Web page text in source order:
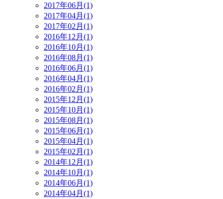
2017年06月(1)
2017年04月(1)
2017年02月(1)
2016年12月(1)
2016年10月(1)
2016年08月(1)
2016年06月(1)
2016年04月(1)
2016年02月(1)
2015年12月(1)
2015年10月(1)
2015年08月(1)
2015年06月(1)
2015年04月(1)
2015年02月(1)
2014年12月(1)
2014年10月(1)
2014年06月(1)
2014年04月(1)